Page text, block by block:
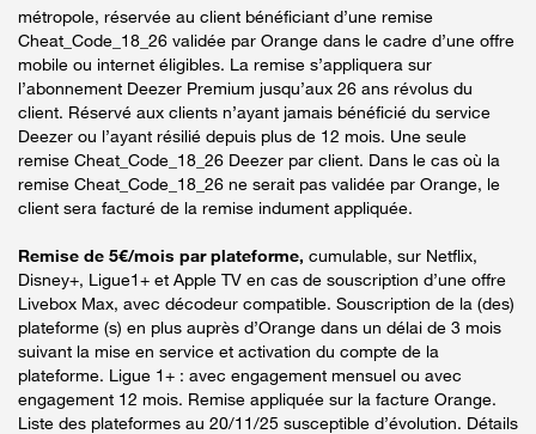
métropole, réservée au client bénéficiant d’une remise
Cheat_Code_18_26 validée par Orange dans le cadre d’une offre
mobile ou internet éligibles. La remise s’appliquera sur
l’abonnement Deezer Premium jusqu’aux 26 ans révolus du
client. Réservé aux clients n’ayant jamais bénéficié du service
Deezer ou l’ayant résilié depuis plus de 12 mois. Une seule
remise Cheat_Code_18_26 Deezer par client. Dans le cas où la
remise Cheat_Code_18_26 ne serait pas validée par Orange, le
client sera facturé de la remise indument appliquée.
Remise de 5€/mois par plateforme, cumulable, sur Netflix,
Disney+, Ligue1+ et Apple TV en cas de souscription d’une offre
Livebox Max, avec décodeur compatible. Souscription de la (des)
plateforme (s) en plus auprès d’Orange dans un délai de 3 mois
suivant la mise en service et activation du compte de la
plateforme. Ligue 1+ : avec engagement mensuel ou avec
engagement 12 mois. Remise appliquée sur la facture Orange.
Liste des plateformes au 20/11/25 susceptible d’évolution. Détails